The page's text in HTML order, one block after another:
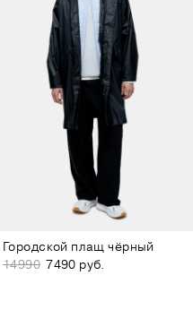
Городской плащ чёрный
14990 7490 руб.